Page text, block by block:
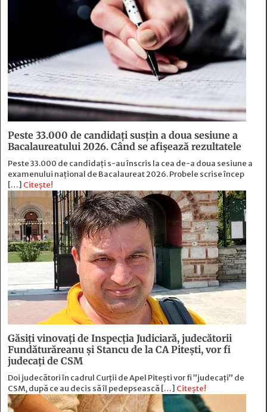
Peste 33.000 de candidați susțin a doua sesiune a
Bacalaureatului 2026. Când se afișează rezultatele
Peste 33.000 de candidați s-au înscris la cea de-a doua sesiune a
examenului național de Bacalaureat 2026. Probele scrise încep
[…] Citește!
Găsiți vinovați de Inspecția Judiciară, judecătorii
Fundăturăreanu și Stancu de la CA Pitești, vor fi
judecați de CSM
Doi judecători în cadrul Curții de Apel Pitești vor fi ”judecați” de
CSM, după ce au decis să îl pedepsească […] Citește!